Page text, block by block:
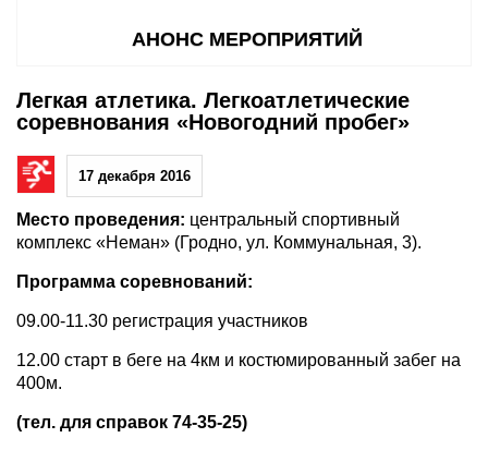
АНОНС МЕРОПРИЯТИЙ
Легкая атлетика. Легкоатлетические
соревнования «Новогодний пробег»
17 декабря 2016
Место проведения: центральный спортивный
комплекс «Неман» (Гродно, ул. Коммунальная, 3).
Программа соревнований:
09.00-11.30 регистрация участников
12.00 старт в беге на 4км и костюмированный забег на
400м.
(тел. для справок 74-35-25)